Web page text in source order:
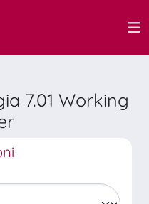
7.01 Working